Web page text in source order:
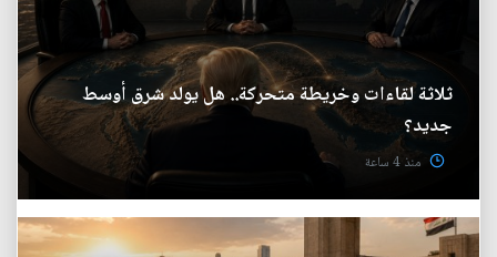
ثلاثة لقاءات وخريطة متحركة.. هل يولد شرق أوسط
جديد؟
منذ 4 ساعة